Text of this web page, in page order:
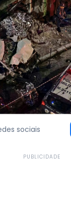
sociais
PUBLICIDADE